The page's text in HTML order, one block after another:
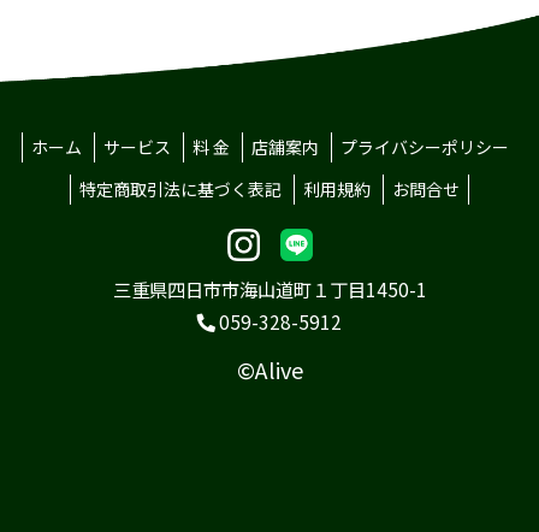
ホーム サービス 料 金 店舗案内
プライバシーポリシー
特定商取引法に基づく表記
利用規約 お問合せ
三重県四日市市海山道町１丁目1450-1
059-328-5912
©Alive